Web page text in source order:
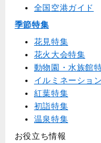
全国空港ガイド
季節特集
花見特集
花火大会特集
動物園・水族館
イルミネーショ
紅葉特集
初詣特集
温泉特集
お役立ち情報